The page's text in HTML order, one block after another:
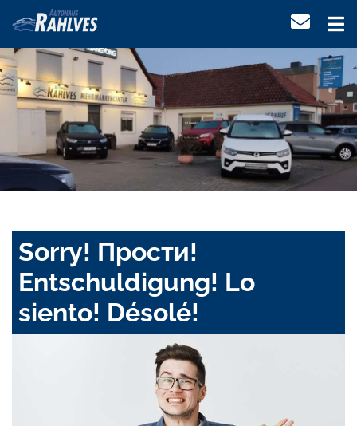
Sorry! Прости!
Entschuldigung! Lo
siento! Désolé!